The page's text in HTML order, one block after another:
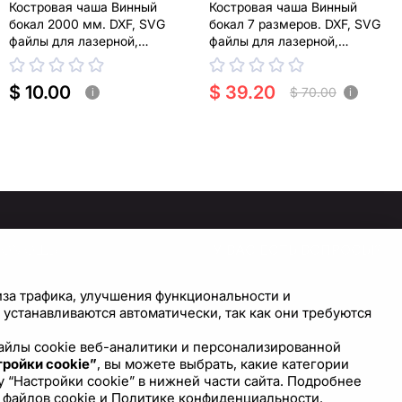
Костровая чаша Винный
бокал 2000 мм. DXF, SVG
файлы для лазерной,
плазменной резки
$ 10.00 i
Костровая чаша Винный
бокал 7 размеров. DXF, SVG
файлы для лазерной,
плазменной резки
$ 39.20 $ 70.00 i
cookie
Напишите нам
трафика, улучшения функциональности и
автоматически, так как они требуются
cookie веб-аналитики и персонализированной
cookie”, вы можете выбрать, какие категории
cookie” в нижней части сайта. Подробнее
cookie и Политике конфиденциальности.